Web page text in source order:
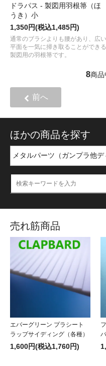
ドラパス - 製図用羽根箒（ほ
うき）小
1,350円(税込1,485円)
通常のブラシよりも腰があり、広い
平面を一気に掃き取ることができる
製図用の羽根箒です。
8商品
前へ
ほかの商品を探す
売れ筋商品
エバーグリーン プラシート
ラップサイディング（各種）
1,600円(税込1,760円)